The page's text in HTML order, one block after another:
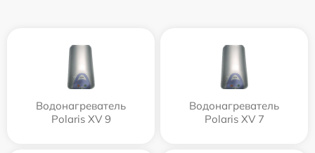
Водонагреватель
Polaris XV 9
Водонагреватель
Polaris XV 7